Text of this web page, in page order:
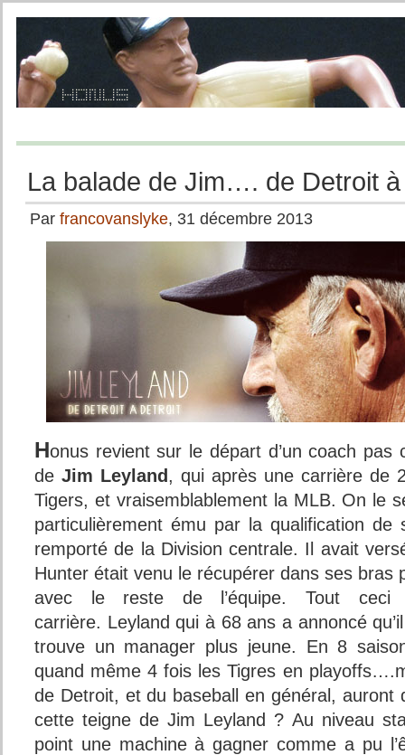
La balade de Jim…. de Detroit
Par francovanslyke, 31 décembre 2013
Honus revient sur le départ d’un coach pas
de Jim Leyland , qui après une carrière de
Tigers, et vraisemblablement la MLB. On le
particulièrement ému par la qualification
remporté de la Division centrale. Il avait
Hunter était venu le récupérer dans ses bras
avec le reste de l’équipe. Tout
carrière. Leyland qui à 68 ans a annoncé
trouve un manager plus jeune. En 8
quand même 4 fois les Tigres en
de Detroit, et du baseball en général, auront
cette teigne de Jim Leyland ? Au niveau
point une machine à gagner comme a pu